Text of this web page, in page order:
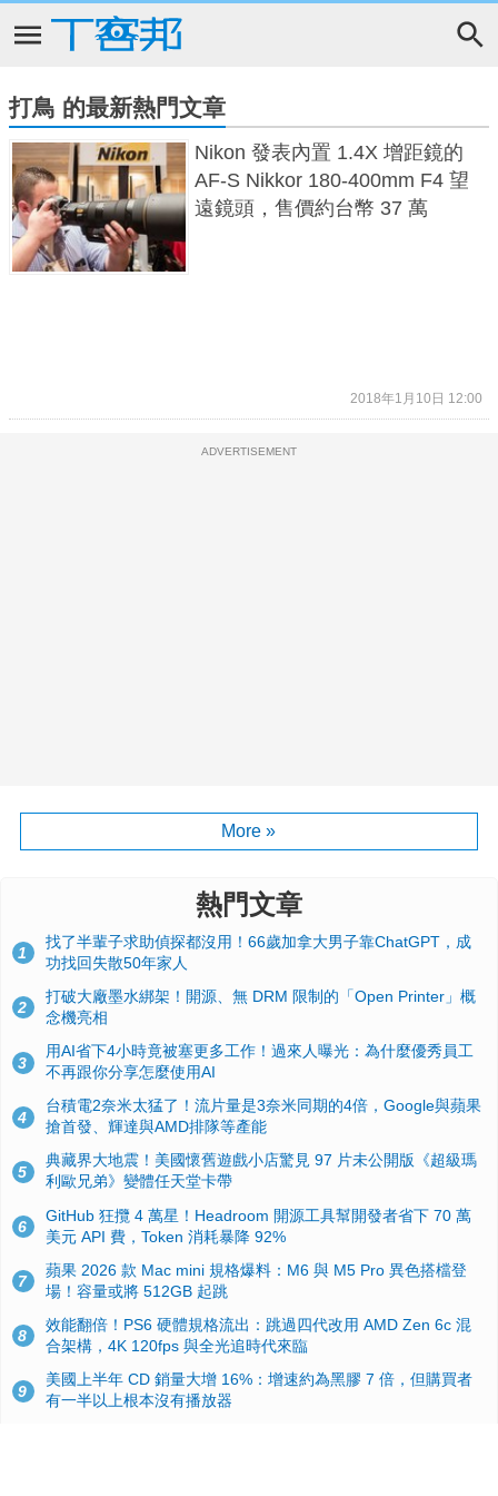
打鳥 的最新熱門文章
Nikon 發表內置 1.4X 增距鏡的
AF-S Nikkor 180-400mm F4 望
遠鏡頭，售價約台幣 37 萬
2018年1月10日 12:00
ADVERTISEMENT
More »
熱門文章
1
找了半輩子求助偵探都沒用！66歲加拿大男子靠ChatGPT，成
功找回失散50年家人
2
打破大廠墨水綁架！開源、無 DRM 限制的「Open Printer」概
念機亮相
3
用AI省下4小時竟被塞更多工作！過來人曝光：為什麼優秀員工
不再跟你分享怎麼使用AI
4
台積電2奈米太猛了！流片量是3奈米同期的4倍，Google與蘋果
搶首發、輝達與AMD排隊等產能
5
典藏界大地震！美國懷舊遊戲小店驚見 97 片未公開版《超級瑪
利歐兄弟》變體任天堂卡帶
6
GitHub 狂攬 4 萬星！Headroom 開源工具幫開發者省下 70 萬
美元 API 費，Token 消耗暴降 92%
7
蘋果 2026 款 Mac mini 規格爆料：M6 與 M5 Pro 異色搭檔登
場！容量或將 512GB 起跳
8
效能翻倍！PS6 硬體規格流出：跳過四代改用 AMD Zen 6c 混
合架構，4K 120fps 與全光追時代來臨
9
美國上半年 CD 銷量大增 16%：增速約為黑膠 7 倍，但購買者
有一半以上根本沒有播放器